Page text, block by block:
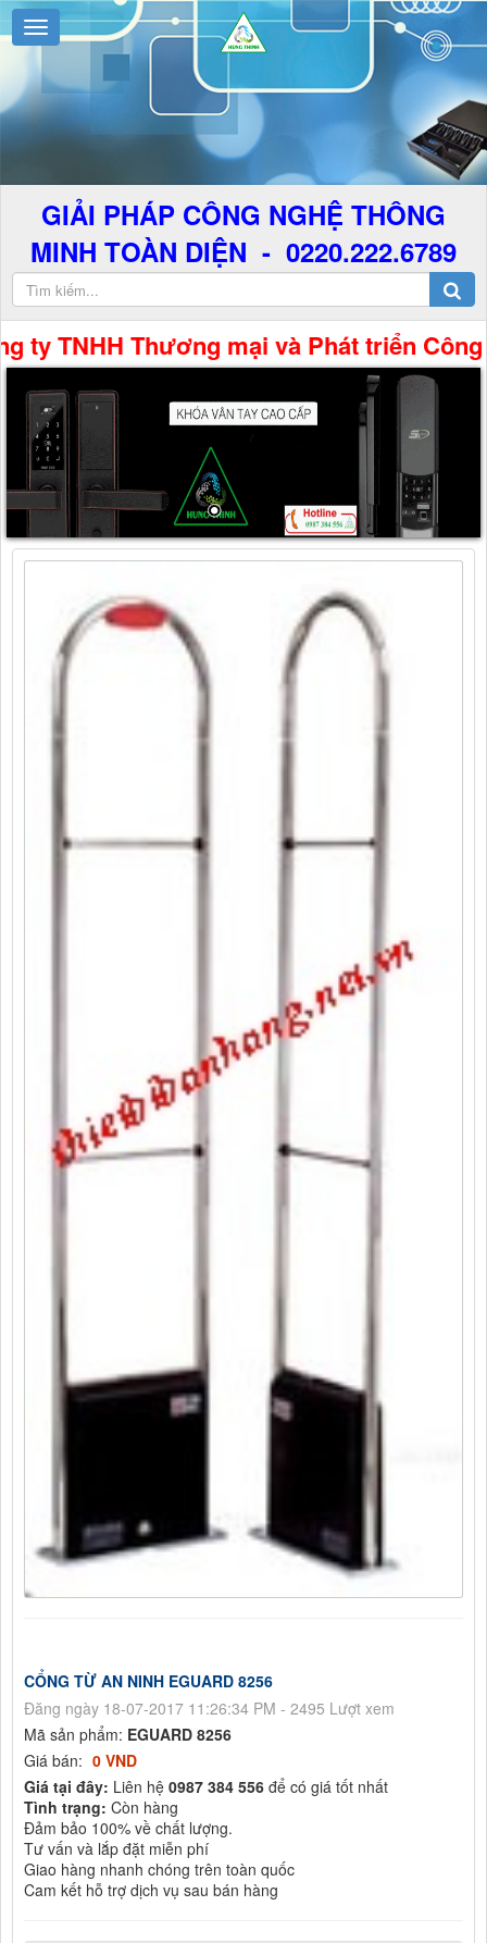
GIẢI PHÁP CÔNG NGHỆ THÔNG
MINH TOÀN DIỆN - 0220.222.6789
Thương mại và Phát triển Công
CỔNG TỪ AN NINH EGUARD 8256
Đăng ngày 18-07-2017 11:26:34 PM - 2495 Lượt xem
Mã sản phẩm: EGUARD 8256
Giá bán: 0 VND
Giá tại đây: Liên hệ 0987 384 556 để có giá tốt nhất
Tình trạng: Còn hàng
Đảm bảo 100% về chất lượng.
Tư vấn và lắp đặt miễn phí
Giao hàng nhanh chóng trên toàn quốc
Cam kết hỗ trợ dịch vụ sau bán hàng